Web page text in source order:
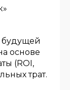
будущей
основе
(ROI,
трат.